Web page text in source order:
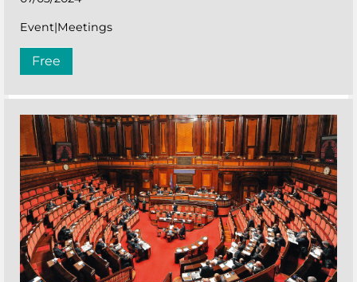
Event|Meetings
Free